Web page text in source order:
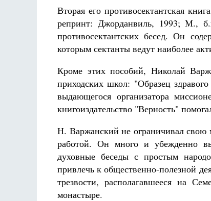
Вторая его противосектантская
репринт: Джорданвиль, 1993; М.,
противосектантских бесед. Он
которым сектанты ведут наиболее
Кроме этих пособий, Николай
приходских школ: "Образец
выдающегося организатора
книгоиздательство "Верность"
Н. Варжанский не ограничивал свою
работой. Он много и убежденно
духовные беседы с простым
привлечь к общественно-полезной
трезвости, располагавшееся на
монастыре.